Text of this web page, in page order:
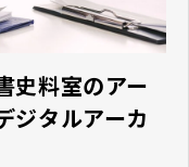
史料室のアー
ジタルアーカ